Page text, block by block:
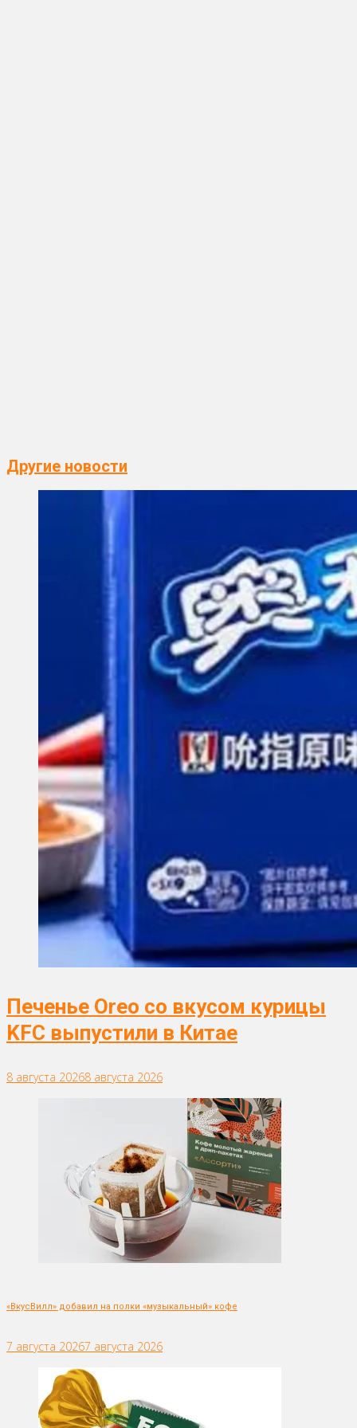
Другие новости
Печенье Oreo со вкусом курицы
KFC выпустили в Китае
8 августа 20268 августа 2026
«ВкусВилл» добавил на полки «музыкальный» кофе
7 августа 20267 августа 2026